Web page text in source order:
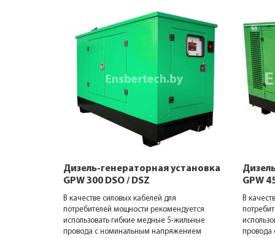
Дизель-генераторная установка
GPW 300 DSO / DSZ
В качестве силовых кабелей для
потребителей мощности рекомендуется
использовать гибкие медные 5-жильные
провода с номинальным напряжением
GPW
В
провода